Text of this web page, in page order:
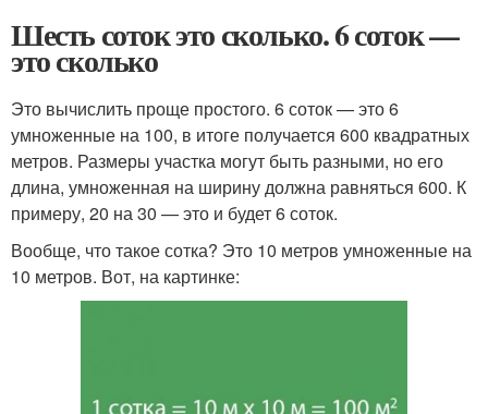
Шесть соток это сколько. 6 соток —
это сколько
Это вычислить проще простого. 6 соток — это 6
умноженные на 100, в итоге получается 600 квадратных
метров. Размеры участка могут быть разными, но его
длина, умноженная на ширину должна равняться 600. К
примеру, 20 на 30 — это и будет 6 соток.
Вообще, что такое сотка? Это 10 метров умноженные на
10 метров. Вот, на картинке: